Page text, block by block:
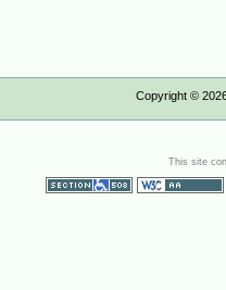
Copyright ©
This site